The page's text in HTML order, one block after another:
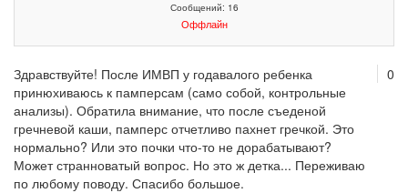
Сообщений: 16
Оффлайн
0
Здравствуйте! После ИМВП у годавалого ребенка
принюхиваюсь к памперсам (само собой, контрольные
анализы). Обратила внимание, что после съеденой
гречневой каши, памперс отчетливо пахнет гречкой. Это
нормально? Или это почки что-то не дорабатывают?
Может странноватый вопрос. Но это ж детка... Переживаю
по любому поводу. Спасибо большое.